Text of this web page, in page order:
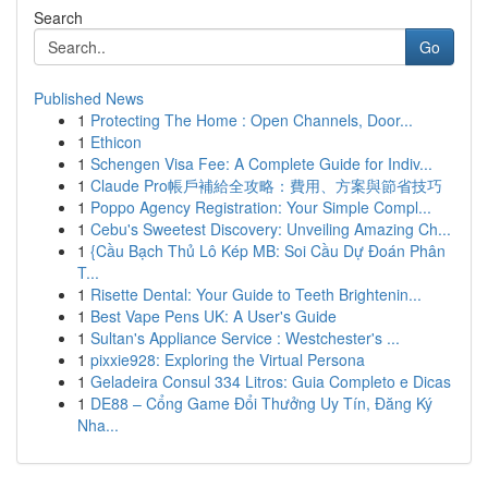
Search
Go
Published News
1 Protecting The Home : Open Channels, Door...
1 Ethicon
1 Schengen Visa Fee: A Complete Guide for Indiv...
1 Claude Pro帳戶補給全攻略：費用、方案與節省技巧
1 Poppo Agency Registration: Your Simple Compl...
1 Cebu's Sweetest Discovery: Unveiling Amazing Ch...
1 {Cầu Bạch Thủ Lô Kép MB: Soi Cầu Dự Đoán Phân
T...
1 Risette Dental: Your Guide to Teeth Brightenin...
1 Best Vape Pens UK: A User's Guide
1 Sultan's Appliance Service : Westchester's ...
1 pixxie928: Exploring the Virtual Persona
1 Geladeira Consul 334 Litros: Guia Completo e Dicas
1 DE88 – Cổng Game Đổi Thưởng Uy Tín, Đăng Ký
Nha...